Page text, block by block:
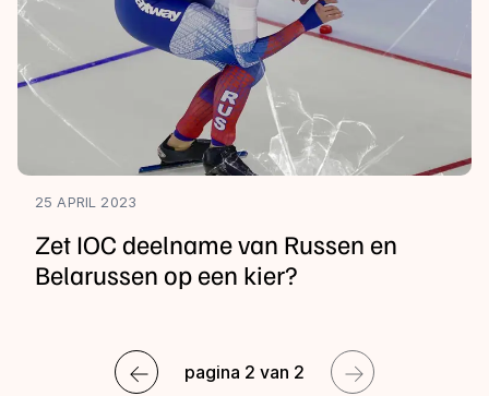
25 APRIL 2023
Zet IOC deelname van Russen en
Belarussen op een kier?
pagina 2 van 2